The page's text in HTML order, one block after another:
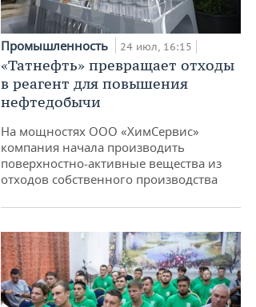
Промышленность 24 июл, 16:15
«Татнефть» превращает отходы
в реагент для повышения
нефтедобычи
На мощностях ООО «ХимСервис»
компания начала производить
поверхностно-активные вещества из
отходов собственного производства